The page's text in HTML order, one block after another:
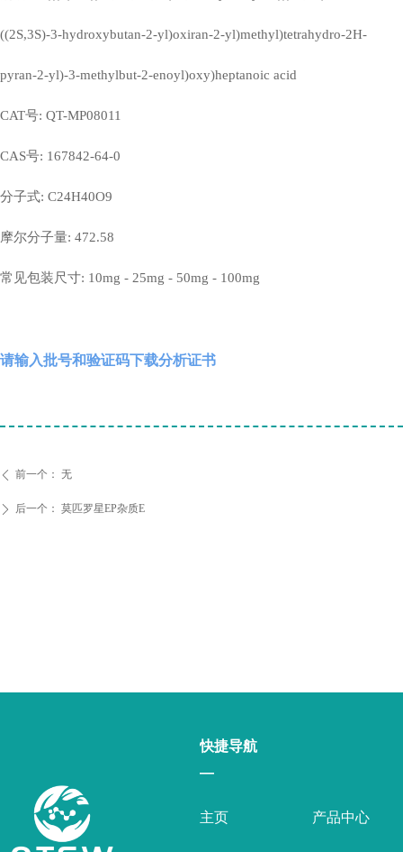
ꄴ 前一个： 无
ꄲ 后一个： 莫匹罗星EP杂质E
请输入批号和验证码下载分析证书
((2S,3S)-3-hydroxybutan-2-yl)oxiran-2-yl)methyl)tetrahydro-2H-
pyran-2-yl)-3-methylbut-2-enoyl)oxy)heptanoic acid
CAT号: QT-MP08011
CAS号: 167842-64-0
分子式: C24H40O9
摩尔分子量: 472.58
常见包装尺寸: 10mg - 25mg - 50mg - 100mg
主页 产品中心
快捷导航
—